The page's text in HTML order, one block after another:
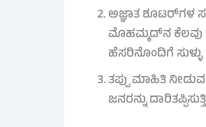
ಅಜ್ಞಾತ ಶೂಟರ್‌ಗಳ
ಮೊಹಮ್ಮದ್‌ನ ಕೆಲವು
ಹೆಸರಿನೊಂದಿಗೆ ಸುಳ್ಳು
ತಪ್ಪು ಮಾಹಿತಿ
ಜನರನ್ನು